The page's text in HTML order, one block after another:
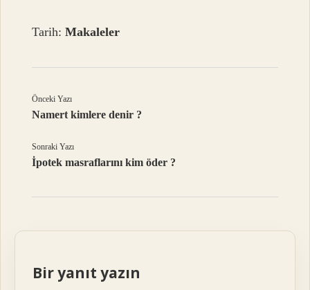
Tarih:Makaleler
Önceki Yazı
Namert kimlere denir ?
Sonraki Yazı
İpotek masraflarını kim öder ?
Bir yanıt yazın